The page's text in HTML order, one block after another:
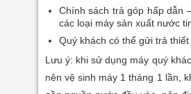
Chính sách trả góp hấp dẫn
các loại máy sản xuất nước
Quý khách có thể gửi trả
Lưu ý: khi sử dụng máy quý
nên vệ sinh máy 1 tháng 1 lần,